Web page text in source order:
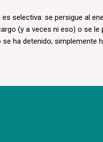
es selectiva: se persigue al
(y a veces ni eso) o se
se ha detenido; simplemente